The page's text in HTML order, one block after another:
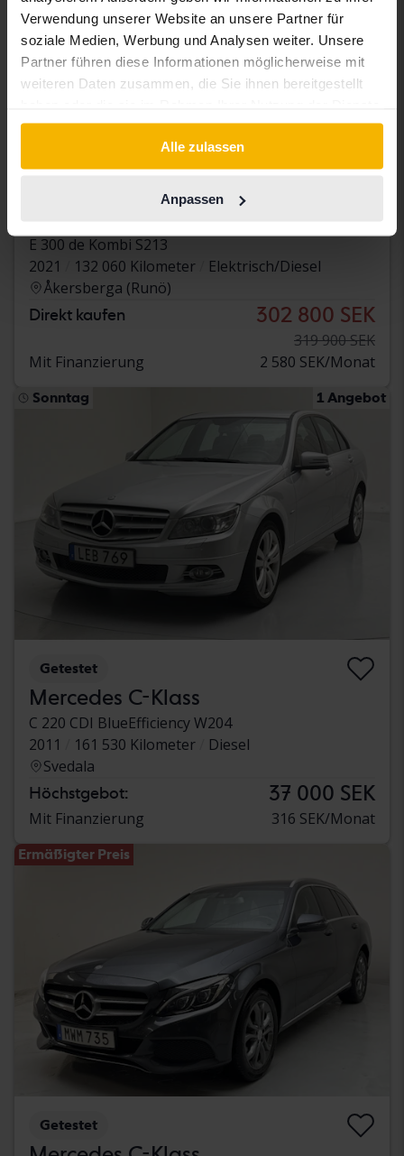
Verwendung unserer Website an unsere Partner für
soziale Medien, Werbung und Analysen weiter. Unsere
Partner führen diese Informationen möglicherweise mit
weiteren Daten zusammen, die Sie ihnen bereitgestellt
gesammelt haben.
Alle zulassen
Anpassen
E 300 de Kombi S213
2021
132 060 Kilometer
Elektrisch/Diesel
Åkersberga (Runö)
Direkt kaufen 302 800 SEK
319 900 SEK
Mit Finanzierung
2 580 SEK/Monat
Sonntag 1 Angebot
Getestet
Mercedes C-Klass
C 220 CDI BlueEfficiency W204
2011
161 530 Kilometer
Diesel
Svedala
Höchstgebot: 37 000 SEK
Mit Finanzierung 316 SEK/Monat
Ermäßigter Preis
Getestet